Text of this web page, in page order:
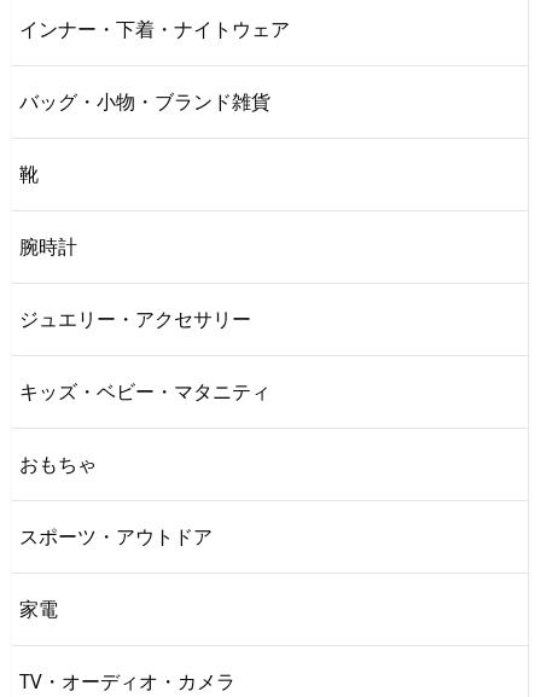
インナー・下着・ナイトウェア
バッグ・小物・ブランド雑貨
靴
腕時計
ジュエリー・アクセサリー
キッズ・ベビー・マタニティ
おもちゃ
スポーツ・アウトドア
家電
TV・オーディオ・カメラ